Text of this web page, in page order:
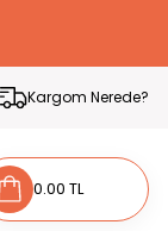
Kargom Nerede?
0.00 TL